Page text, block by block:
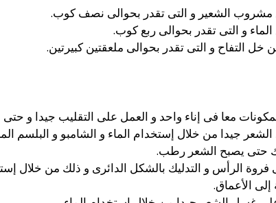
مشروب الشعير و التى تقدر بحوالى نصف كوب.
و التى تقدر بحوالى ربع كوب.
التفاح و التى تقدر بحوالى ملعقتين كبيرتين.
معا فى إناء واحد و العمل على التقليب جيدا و
جيدا من خلال إستخدام الماء و الشامبو و
حتى يصبح الشعر رطب.
إلى الأعماق.